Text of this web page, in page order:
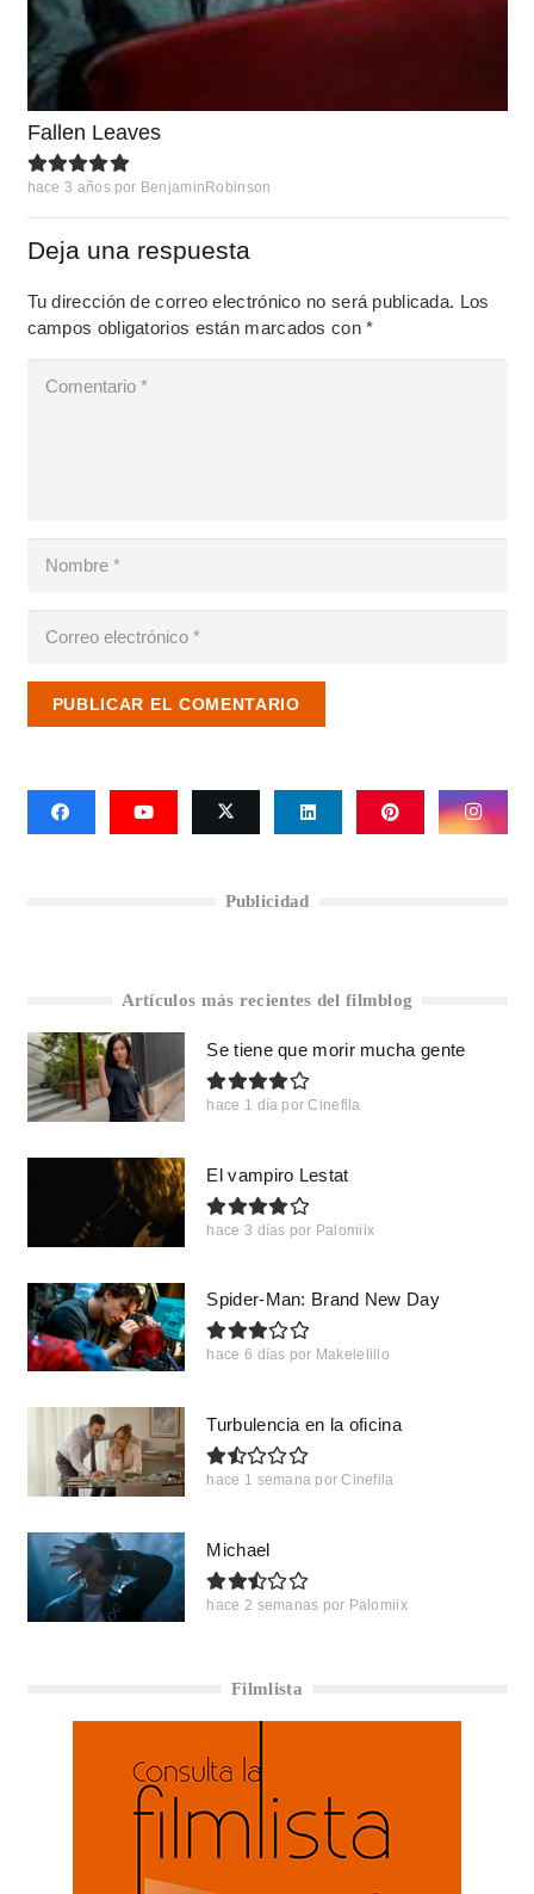
Fallen Leaves
hace 3 años por BenjaminRobinson
Deja una respuesta
Tu dirección de correo electrónico no será publicada. Los
campos obligatorios están marcados con*
PUBLICAR EL COMENTARIO
Publicidad
Artículos más recientes del filmblog
Se tiene que morir mucha gente
hace 1 día por Cinefila
El vampiro Lestat
hace 3 días por Palomiix
Spider-Man: Brand New Day
hace 6 días por Makelelillo
Turbulencia en la oficina
hace 1 semana por Cinefila
Michael
hace 2 semanas por Palomiix
Filmlista